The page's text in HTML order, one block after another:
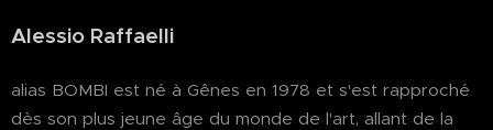
Alessio Raffaelli
alias BOMBI est né à Gênes en 1978 et s'est rapproché
dès son plus jeune âge du monde de l'art, allant de la